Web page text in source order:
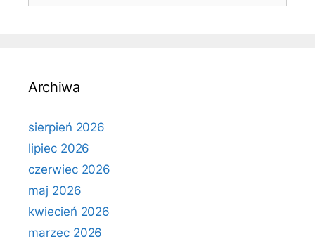
Archiwa
sierpień 2026
lipiec 2026
czerwiec 2026
maj 2026
kwiecień 2026
marzec 2026